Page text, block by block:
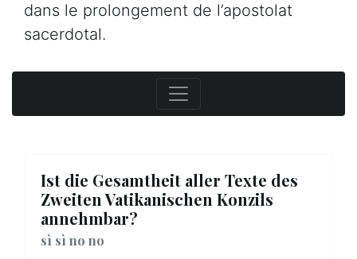
dans le prolongement de l’apostolat
sacerdotal.
Ist die Gesamtheit aller Texte des
Zweiten Vatikanischen Konzils
annehmbar?
sì sì no no